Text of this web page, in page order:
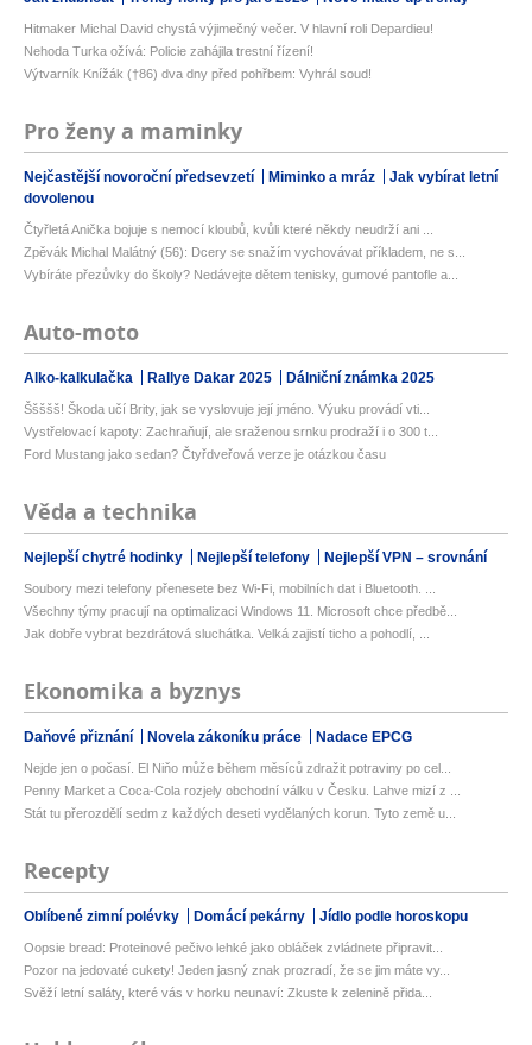
Hitmaker Michal David chystá výjimečný večer. V hlavní roli Depardieu!
Nehoda Turka ožívá: Policie zahájila trestní řízení!
Výtvarník Knížák (†86) dva dny před pohřbem: Vyhrál soud!
Pro ženy a maminky
Nejčastější novoroční předsevzetí Miminko a mráz
Jak vybírat letní
dovolenou
Čtyřletá Anička bojuje s nemocí kloubů, kvůli které někdy neudrží ani ...
Zpěvák Michal Malátný (56): Dcery se snažím vychovávat příkladem, ne s...
Vybíráte přezůvky do školy? Nedávejte dětem tenisky, gumové pantofle a...
Auto-moto
Alko-kalkulačka Rallye Dakar 2025 Dálniční známka 2025
Ššššš! Škoda učí Brity, jak se vyslovuje její jméno. Výuku provádí vti...
Vystřelovací kapoty: Zachraňují, ale sraženou srnku prodraží i o 300 t...
Ford Mustang jako sedan? Čtyřdveřová verze je otázkou času
Věda a technika
Nejlepší chytré hodinky Nejlepší telefony Nejlepší VPN – srovnání
Soubory mezi telefony přenesete bez Wi-Fi, mobilních dat i Bluetooth. ...
Všechny týmy pracují na optimalizaci Windows 11. Microsoft chce předbě...
Jak dobře vybrat bezdrátová sluchátka. Velká zajistí ticho a pohodlí, ...
Ekonomika a byznys
Daňové přiznání Novela zákoníku práce Nadace EPCG
Nejde jen o počasí. El Niňo může během měsíců zdražit potraviny po cel...
Penny Market a Coca-Cola rozjely obchodní válku v Česku. Lahve mizí z ...
Stát tu přerozdělí sedm z každých deseti vydělaných korun. Tyto země u...
Recepty
Oblíbené zimní polévky Domácí pekárny Jídlo podle horoskopu
Oopsie bread: Proteinové pečivo lehké jako obláček zvládnete připravit...
Pozor na jedovaté cukety! Jeden jasný znak prozradí, že se jim máte vy...
Svěží letní saláty, které vás v horku neunaví: Zkuste k zelenině přida...